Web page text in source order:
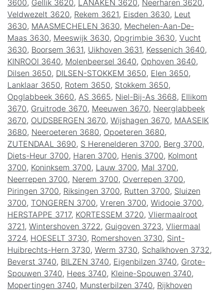
3600, Gellik 3620, LANAKEN 3620, Neerharen 3620,
Veldwezelt 3620, Rekem 3621, Eisden 3630, Leut
3630, MAASMECHELEN 3630, Mechelen-Aan-De-
Maas 3630, Meeswijk 3630, Opgrimbie 3630, Vucht
3630, Boorsem 3631, Uikhoven 3631, Kessenich 3640,
KINROOI 3640, Molenbeersel 3640, Ophoven 3640,
Dilsen 3650, DILSEN-STOKKEM 3650, Elen 3650,
Lanklaar 3650, Rotem 3650, Stokkem 3650,
Opglabbeek 3660, AS 3665, Niel-Bij-As 3668, Ellikom
3670, Gruitrode 3670, Meeuwen 3670, Neerglabbeek
3670, OUDSBERGEN 3670, Wijshagen 3670, MAASEIK
3680, Neeroeteren 3680, Opoeteren 3680,
ZUTENDAAL 3690, S Herenelderen 3700, Berg 3700,
Diets-Heur 3700, Haren 3700, Henis 3700, Kolmont
3700, Koninksem 3700, Lauw 3700, Mal 3700,
Neerrepen 3700, Nerem 3700, Overrepen 3700,
Piringen 3700, Riksingen 3700, Rutten 3700, Sluizen
3700, TONGEREN 3700, Vreren 3700, Widooie 3700,
HERSTAPPE 3717, KORTESSEM 3720, Vliermaalroot
3721, Wintershoven 3722 , Guigoven 3723, Vliermaal
3724, HOESELT 3730, Romershoven 3730, Sint-
Huibrechts-Hern 3730, Werm 3730, Schalkhoven 3732 ,
Beverst 3740, BILZEN 3740, Eigenbilzen 3740, Grote-
Spouwen 3740, Hees 3740, Kleine-Spouwen 3740,
Mopertingen 3740, Munsterbilzen 3740, Rijkhoven